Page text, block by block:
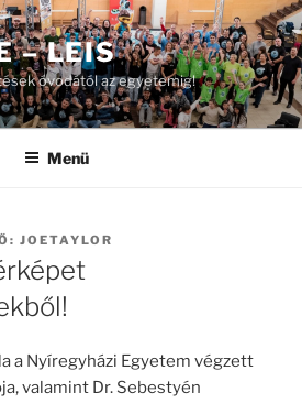
– LEIS
óvodától az egyetemig!
Menü
JOETAYLOR
a Nyíregyházi Egyetem végzett
valamint Dr. Sebestyén